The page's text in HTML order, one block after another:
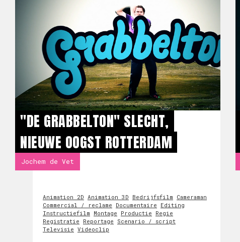
"DE GRABBELTON" SLECHT,
NIEUWE OOGST ROTTERDAM
Jochem de Vet
Animation 2D Animation 3D Bedrijfsfilm Cameraman
Commercial / reclame Documentaire Editing
Instructiefilm Montage Productie Regie
Registratie Reportage Scenario / script
Televisie Videoclip